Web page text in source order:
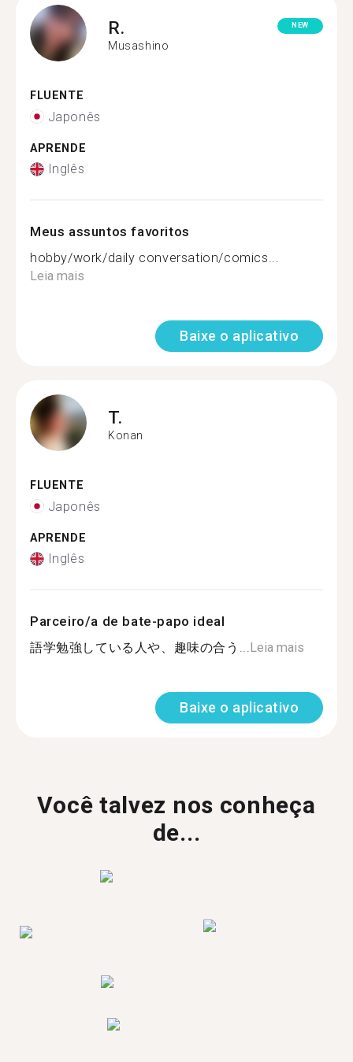
R.
Musashino
NEW
FLUENTE
Japonês
APRENDE
Inglês
Meus assuntos favoritos
hobby/work/daily conversation/comics...
Leia mais
Baixe o aplicativo
T.
Konan
FLUENTE
Japonês
APRENDE
Inglês
Parceiro/a de bate-papo ideal
語学勉強している人や、趣味の合う...Leia mais
Baixe o aplicativo
Você talvez nos conheça
de...